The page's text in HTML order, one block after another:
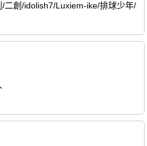
/二創/idolish7/Luxiem-ike/排球少年/